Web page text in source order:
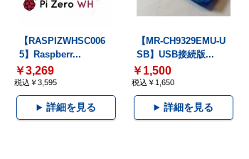
【RASPIZWHSC006
5】Raspberr...
￥3,269
税込￥3,595
詳細を見る
【MR-CH9329EMU-U
SB】USB接続版...
￥1,500
税込￥1,650
詳細を見る